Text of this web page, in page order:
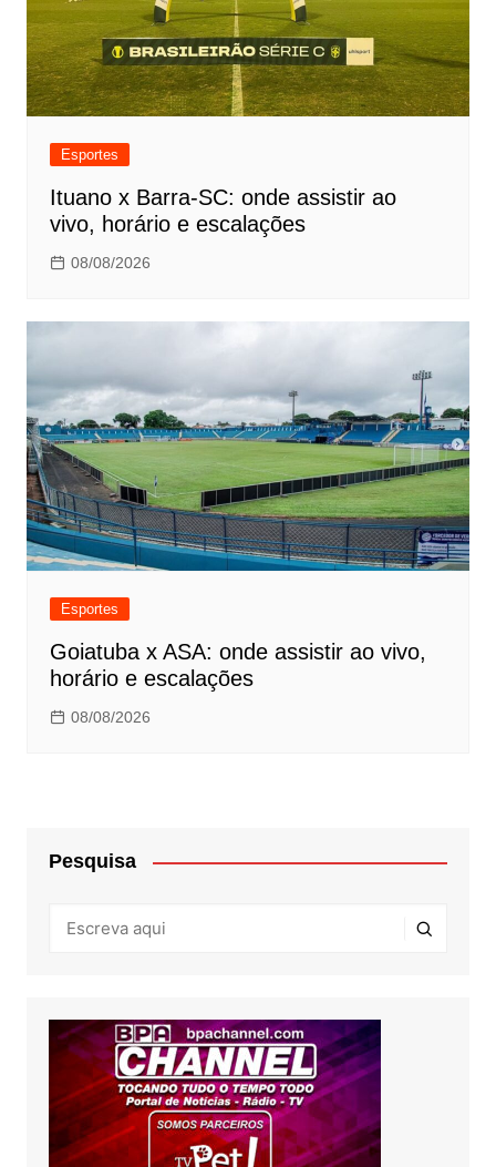
Esportes
Ituano x Barra-SC: onde assistir ao
vivo, horário e escalações
08/08/2026
Esportes
Goiatuba x ASA: onde assistir ao vivo,
horário e escalações
08/08/2026
Pesquisa